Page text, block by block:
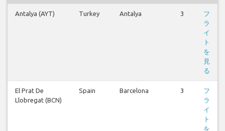
Antalya (AYT) Turkey Antalya 3
フ
ラ
イ
ト
を
見
る
El Prat De
Llobregat (BCN)
Spain Barcelona 3
フ
ラ
イ
ト
を